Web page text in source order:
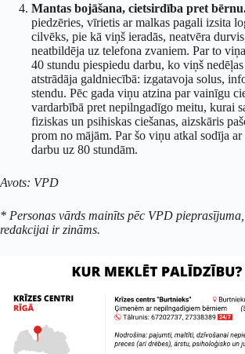
Mantas bojāšana, cietsirdība pret
piedzēries, vīrietis ar malkas pagali izsita
cilvēks, pie kā viņš ieradās, neatvēra
neatbildēja uz telefona zvaniem. Par to
40 stundu piespiedu darbu, ko viņš
atstrādāja galdniecībā: izgatavoja solus,
stendu. Pēc gada viņu atzina par vainīgu
vardarbībā pret nepilngadīgo meitu, kurai
fiziskas un psihiskas ciešanas, aizskāris
prom no mājām. Par šo viņu atkal sodīja ar
darbu uz 80 stundām.
Avots: VPD
* Personas vārds mainīts pēc VPD
redakcijai ir zināms.